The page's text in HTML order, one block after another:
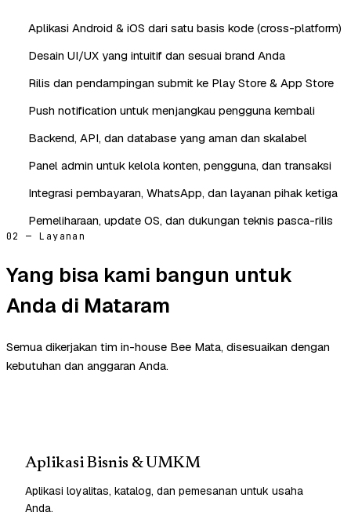
Aplikasi Android & iOS dari satu basis kode (cross-platform)
Desain UI/UX yang intuitif dan sesuai brand Anda
Rilis dan pendampingan submit ke Play Store & App Store
Push notification untuk menjangkau pengguna kembali
Backend, API, dan database yang aman dan skalabel
Panel admin untuk kelola konten, pengguna, dan transaksi
Integrasi pembayaran, WhatsApp, dan layanan pihak ketiga
Pemeliharaan, update OS, dan dukungan teknis pasca-rilis
02 — Layanan
Yang bisa kami bangun untuk
Anda di Mataram
Semua dikerjakan tim in-house Bee Mata, disesuaikan dengan
kebutuhan dan anggaran Anda.
Aplikasi Bisnis & UMKM
Aplikasi loyalitas, katalog, dan pemesanan untuk usaha
Anda.